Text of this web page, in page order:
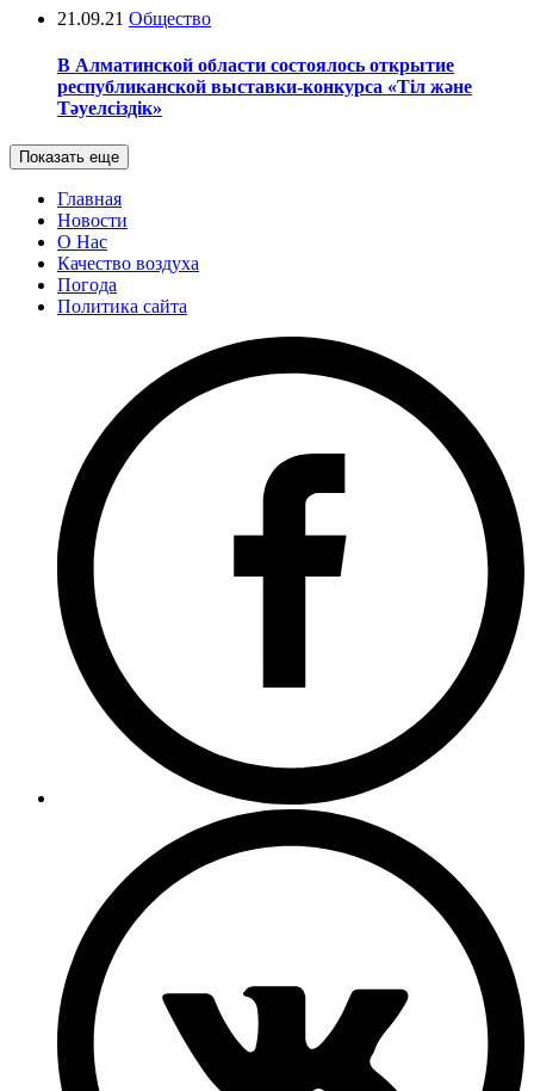
21.09.21 Общество
В Алматинской области состоялось открытие
республиканской выставки-конкурса «Тіл және
Тәуелсіздік»
Показать еще
Главная
Новости
О Нас
Качество воздуха
Погода
Политика сайта